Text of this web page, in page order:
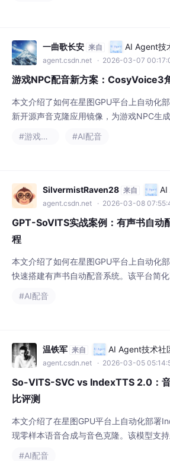
一曲歌长安 来自 AI Agent技
agent.csdn.net · 2026-03-07
游戏NPC配音新方案：CosyVoice3
本文介绍了如何在星图GPU平台上自动化
新开源声音克隆应用镜像，为游戏NPC生
持普通话、粤语、英语、日语及18种中国
#游戏开发
#AI配音
SilvermistRaven28 来自 AI
agent.csdn.net · 2026-03-08
GPT-SoVITS实战案例：有声书自动
程
本文介绍了如何在星图GPU平台上自动化
快速搭建有声书自动配音系统。该平台简
用GPT-SoVITS强大的声音克隆与合成能力
#AI配音
温铁军 来自 AI Agent技术社
agent.csdn.net · 2026-03-05
So-VITS-SVC vs IndexTTS 2.0：
比评测
本文介绍了在星图GPU平台上自动化部署
现零样本语音合成与音色克隆。该模型支
键生成匹配目标声线的语音，可高效应用
#AI配音